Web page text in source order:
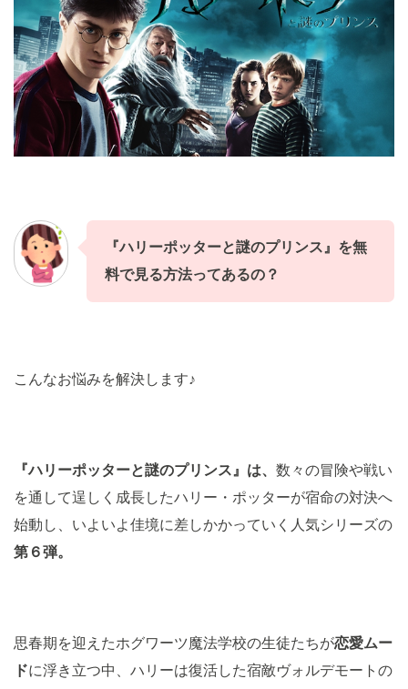
『ハリーポッターと謎のプリンス』 を無
料で見る方法ってあるの？
こんなお悩みを解決します♪
『ハリーポッターと謎のプリンス』は、 数々の冒険や戦い
を通して逞しく成長したハリー・ポッターが宿命の対決へ
始動し、いよいよ佳境に差しかかっていく人気シリーズの
第６弾。
思春期を迎えたホグワーツ魔法学校の生徒たちが恋愛ムー
ドに浮き立つ中、ハリーは復活した宿敵ヴォルデモートの